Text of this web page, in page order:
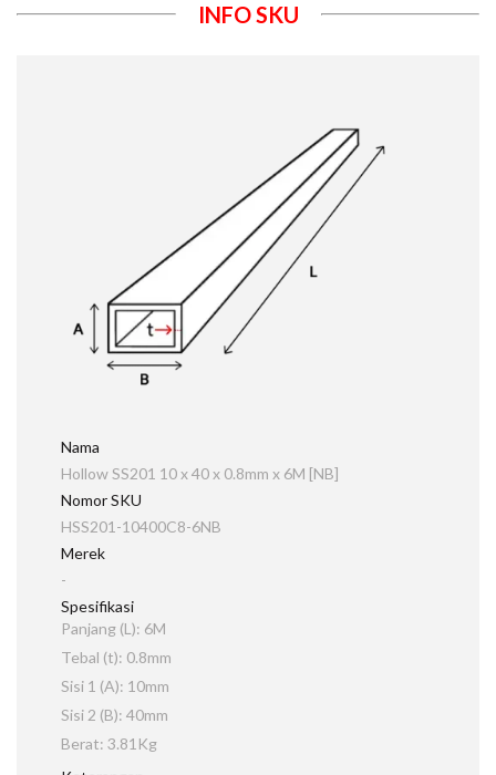
INFO SKU
Nama
Hollow SS201 10 x 40 x 0.8mm x 6M [NB]
Nomor SKU
HSS201-10400C8-6NB
Merek
-
Spesifikasi
Panjang (L): 6M
Tebal (t): 0.8mm
Sisi 1 (A): 10mm
Sisi 2 (B): 40mm
Berat: 3.81Kg